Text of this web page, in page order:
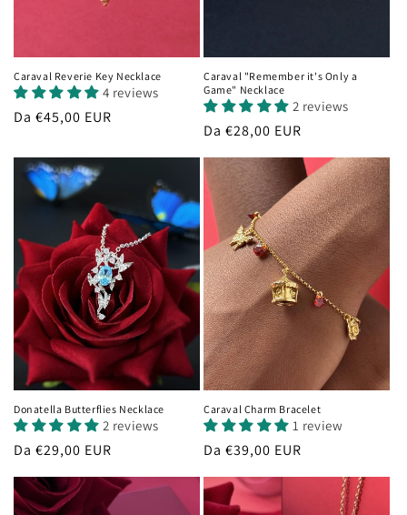
Caraval Reverie Key Necklace
4 reviews
Prezzo
listino
Da €45,00 EUR
Caraval "Remember it's Only a
Game" Necklace
2 reviews
Prezzo
listino
Da €28,00 EUR
Donatella Butterflies Necklace
2 reviews
Prezzo
listino
Da €29,00 EUR
Caraval Charm Bracelet
1 review
Prezzo
listino
Da €39,00 EUR